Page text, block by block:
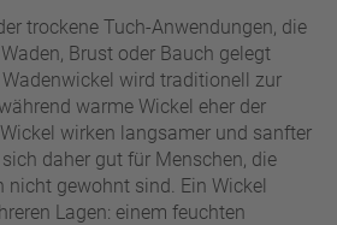
trockene Tuch-Anwendungen, die
Brust oder Bauch gelegt
wird traditionell zur
warme Wickel eher der
wirken langsamer und sanfter
daher gut für Menschen, die
nicht gewohnt sind. Ein Wickel
Lagen: einem feuchten